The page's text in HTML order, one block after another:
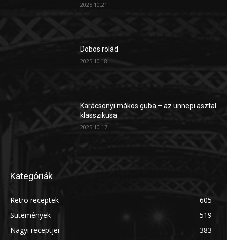
2025.10.21.
Dobos rolád
2025.10.18.
Karácsonyi mákos guba – az ünnepi asztal
klasszikusa
2025.10.17.
Kategóriák
Retro receptek
605
Sütemények
519
Nagyi receptjei
383